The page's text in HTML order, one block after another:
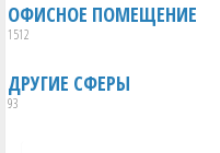
ОФИСНОЕ ПОМЕЩЕНИЕ
1512
ДРУГИЕ СФЕРЫ
93